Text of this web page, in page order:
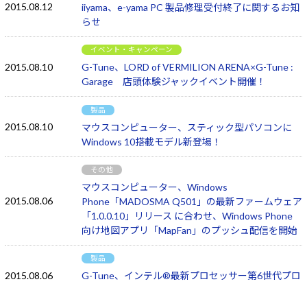
2015.08.12
iiyama、e-yama PC 製品修理受付終了に関するお知
らせ
2015.08.10
イベント・キャンペーン
G-Tune、LORD of VERMILION ARENA×G-Tune :
Garage 店頭体験ジャックイベント開催！
2015.08.10
製品
マウスコンピューター、スティック型パソコンに
Windows 10搭載モデル新登場！
2015.08.06
その他
マウスコンピューター、Windows
Phone「MADOSMA Q501」の最新ファームウェア
「1.0.0.10」リリース に合わせ、Windows Phone
向け地図アプリ「MapFan」のプッシュ配信を開始
2015.08.06
製品
G-Tune、インテル®最新プロセッサー第6世代プロ